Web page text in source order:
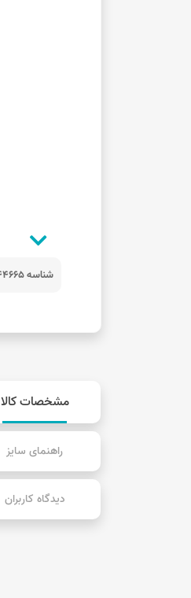
شناسه 44665
مشخصات کالا
راهنمای سایز
دیدگاه کاربران